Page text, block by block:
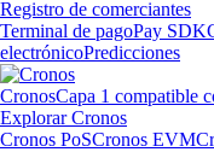
Registro de comerciantes
Terminal de pagoPay SDK
electrónicoPredicciones
CronosCapa 1 compatible
Explorar Cronos
Cronos PoSCronos EVM